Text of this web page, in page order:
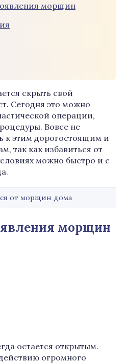
морщин
скрыть свой
Сегодня это можно
операции,
Вовсе не
к этим дорогостоящим и
так как избавиться от
можно быстро и с
от морщин дома
морщин
остается открытым.
огромного